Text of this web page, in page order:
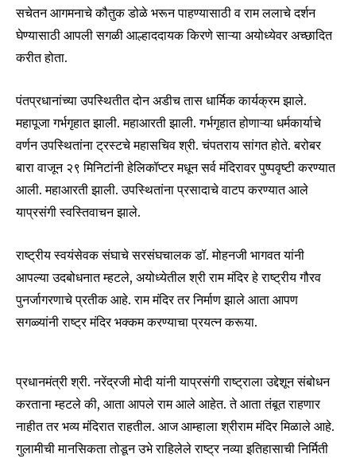
सचेतन आगमनाचे कौतुक डोळे भरून पाहण्यासाठी व राम ललाचे दर्शन
घेण्यासाठी आपली सगळी आल्हाददायक किरणे साऱ्या अयोध्येवर अच्छादित
करीत होता.
पंतप्रधानांच्या उपस्थितीत दोन अडीच तास धार्मिक कार्यक्रम झाले.
महापूजा गर्भगृहात झाली. महाआरती झाली. गर्भगृहात होणाऱ्या धर्मकार्याचे
वर्णन उपस्थितांना ट्रस्टचे महासचिव श्री. चंपतराय सांगत होते. बरोबर
बारा वाजून २९ मिनिटांनी हेलिकॉप्टर मधून सर्व मंदिरावर पुष्पवृष्टी करण्यात
आली. महाआरती झाली. उपस्थितांना प्रसादाचे वाटप करण्यात आले
याप्रसंगी स्वस्तिवाचन झाले.
राष्ट्रीय स्वयंसेवक संघाचे सरसंघचालक डॉ. मोहनजी भागवत यांनी
आपल्या उदबोधनात म्हटले, अयोध्येतील श्री राम मंदिर हे राष्ट्रीय गौरव
पुनर्जागरणाचे प्रतीक आहे. राम मंदिर तर निर्माण झाले आता आपण
सगळ्यांनी राष्ट्र मंदिर भक्कम करण्याचा प्रयत्न करूया.
प्रधानमंत्री श्री. नरेंद्रजी मोदी यांनी याप्रसंगी राष्ट्राला उद्देशून संबोधन
करताना म्हटले की, आता आपले राम आले आहेत. ते आता तंबूत राहणार
नाहीत तर भव्य मंदिरात राहतील. आज आम्हाला श्रीराम मंदिर मिळाले आहे.
गुलामीची मानसिकता तोडून उभे राहिलेले राष्ट्र नव्या इतिहासाची निर्मिती